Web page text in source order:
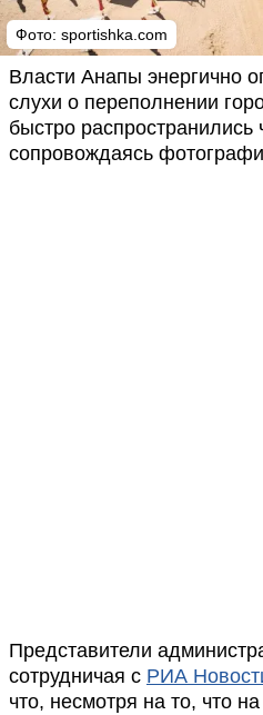
Фото: sportishka.com
Власти Анапы энергично
слухи о переполнении
быстро распространились
сопровождаясь
Представители
сотрудничая с РИА
что, несмотря на то, что